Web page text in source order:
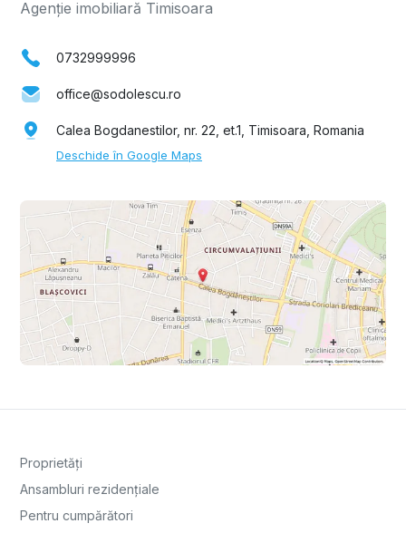
Agenție imobiliară Timisoara
0732999996
office@sodolescu.ro
Calea Bogdanestilor, nr. 22, et.1, Timisoara, Romania
Deschide în Google Maps
Proprietăți
Ansambluri rezidențiale
Pentru cumpărători